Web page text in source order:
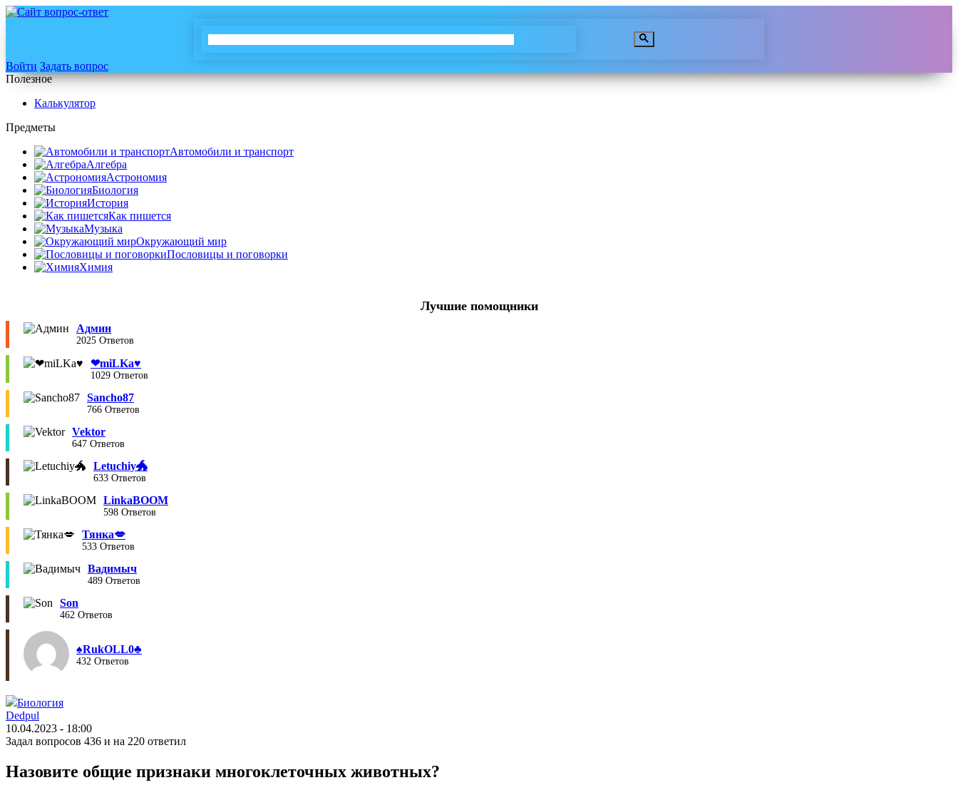
Войти Задать вопрос
Полезное
Калькулятор
Предметы
Автомобили и транспорт
Алгебра
Астрономия
Биология
История
Как пишется
Музыка
Окружающий мир
Пословицы и поговорки
Химия
Лучшие помощники
Админ
2025 Ответов
❤︎miLKa♥︎
1029 Ответов
Sancho87
766 Ответов
Vektor
647 Ответов
Letuchiy🐲
633 Ответов
LinkaBOOM
598 Ответов
Тянка💋
533 Ответов
Вадимыч
489 Ответов
Son
462 Ответов
♠︎RukOLL0♣︎
432 Ответов
Биология
Dedpul
10.04.2023 - 18:00
Задал вопросов 436 и на 220 ответил
Назовите общие признаки многоклеточных животных?